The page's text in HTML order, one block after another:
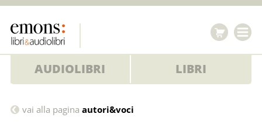
AUDIOLIBRI LIBRI
Stefan
vai alla pagina autori&voci